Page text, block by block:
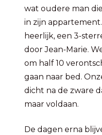
wat oudere man
in zijn
heerlijk, een 3-
door Jean-Marie.
om half 10
gaan naar bed.
dicht na de zware
maar voldaan.
De dagen erna